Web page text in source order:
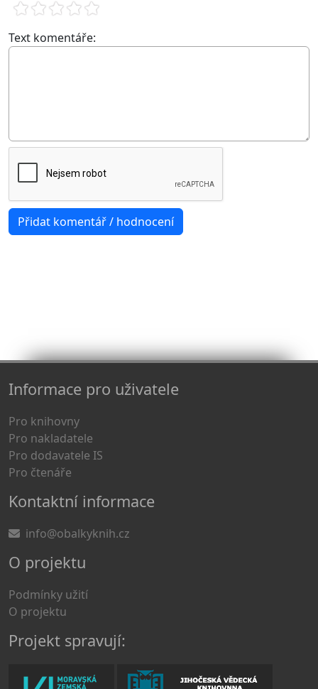
Text komentáře:
Informace pro uživatele
Pro knihovny
Pro nakladatele
Pro dodavatele IS
Pro čtenáře
Kontaktní informace
info@obalkyknih.cz
O projektu
Podmínky užití
O projektu
Projekt spravují: